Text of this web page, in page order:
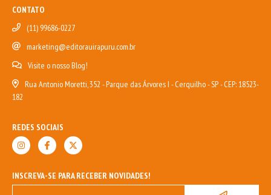
CONTATO
(11) 99686-0227
marketing@editorauirapuru.com.br
Visite o nosso Blog!
Rua Antonio Moretti, 352 - Parque das Árvores I - Cerquilho - SP - CEP: 18523-
182
REDES SOCIAIS
INSCREVA-SE PARA RECEBER NOVIDADES!